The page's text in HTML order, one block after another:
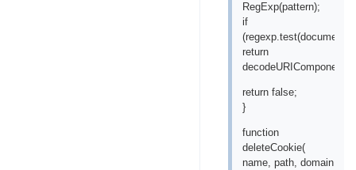
RegExp(pattern);
if
return
return false;
}
function
deleteCookie(
name, path, domain